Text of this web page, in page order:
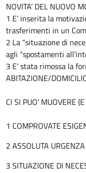
NOVITA’ DEL NUOVO
1 E’ inserita la
trasferimenti in un
2 La “situazione di
agli “spostamenti
3 E’ stata rimossa la
ABITAZIONE/
CI SI PUO’ MUOVERE
1 COMPROVATE
2 ASSOLUTA URGENZA
3 SITUAZIONE DI